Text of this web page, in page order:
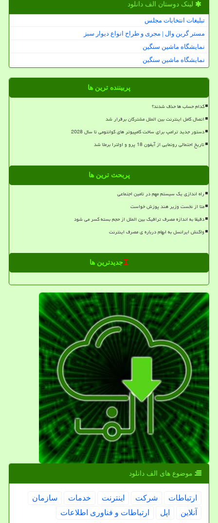
لینک دوستان الف دانلود
تبلیغات انتخابات مجلس
مستر گرین وال | مجری و طراح انواع دیوار سبز
نمایشگاه ماشین سنگین
نمایشگاه ماشین سنگین
پربیننده ترین ها
کدام حساب ها حذف شدند؟
اتصال کامل اینترنت بین الملل مشترکان برقرار شد
دستور جدید ترامپ برای ساخت کامپیوتر های کوانتومی تا سال 2028
تاریخ احتمالی رونمایی از آیفون 18 پرو و اولترا برملا شد
پربحث ترین ها
راه اندازی یک سیستم مهم در تامین اجتماعی
متا از نخست وزیر هند پوزش خواست
دقیقا به اندازه مصرف ترافیک بین الملل از حجم بسته کسر می شود
واکنش ایرانسل به ابهام درباره ی مصرف اینترنت
جدیدترین ها
موضوع های الف دانلود
ارتباطات شركت اینترنت خدمات
سازمان
آنلاین
اپل ارتباطات و فناوری اطلاعات